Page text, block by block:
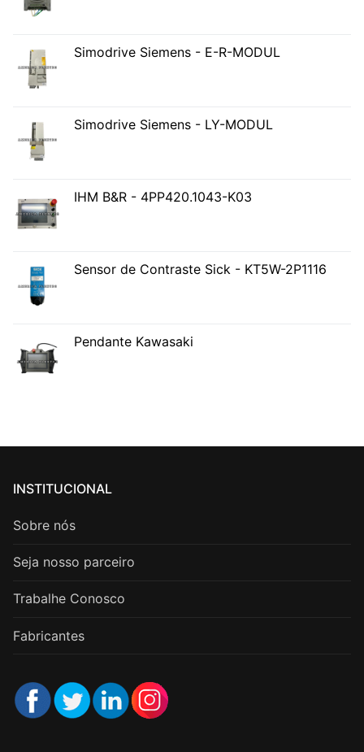
Simodrive Siemens - E-R-MODUL
Simodrive Siemens - LY-MODUL
IHM B&R - 4PP420.1043-K03
Sensor de Contraste Sick - KT5W-2P1116
Pendante Kawasaki
INSTITUCIONAL
Sobre nós
Seja nosso parceiro
Trabalhe Conosco
Fabricantes